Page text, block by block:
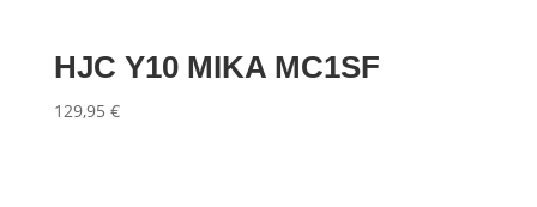
HJC Y10 MIKA MC1SF
129,95 €